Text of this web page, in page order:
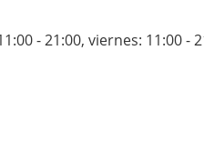
- 21:00, viernes: 11:00 -